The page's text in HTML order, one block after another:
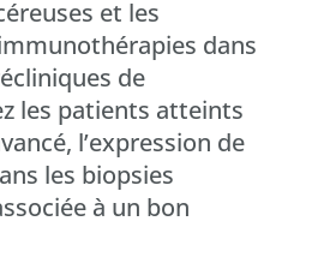
et les
dans
de
les patients atteints
l’expression de
les biopsies
à un bon